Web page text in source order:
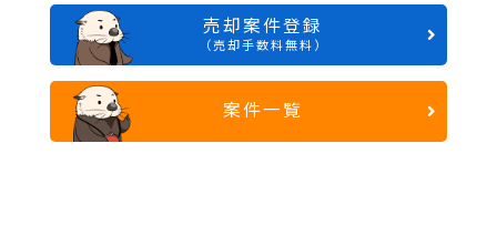
売却案件登録
（売却手数料無料）
案件一覧